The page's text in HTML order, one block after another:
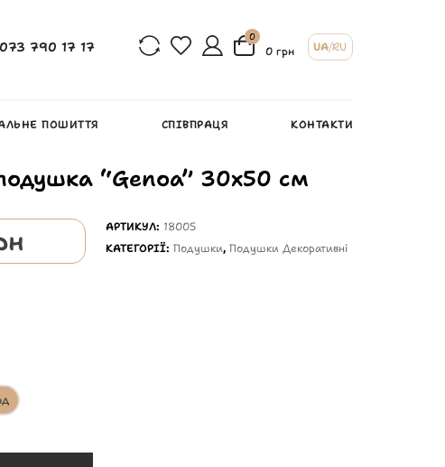
073 790 17 17
0
0 грн UA/RU
ПОШИТТЯ СПІВПРАЦЯ КОНТАКТИ
“Genoa” 30х50 см
АРТИКУЛ: 18005
КАТЕГОРІЇ:Подушки,Подушки Декоративні